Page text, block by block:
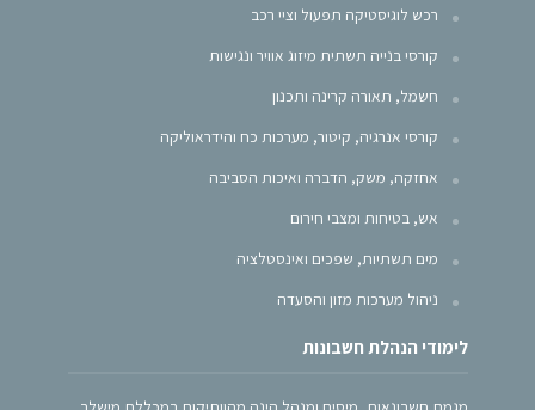
רכש לוגיסטיקה תפעול וציי רכב
קורסי בנייה תשתית מיזוג אוויר ונגישות
חשמל, תאורה קרינה ותכנון
קורסי אנרגיה, קיטור, מערכות כח והידראוליקה
אחזקה, משק, הדברה ואיכות הסביבה
אש, בטיחות ומצבי חירום
מים תשתיות, שפכים ואינסטלציה
ניהול מערכות מזון והסעדה
לימודי הנהלת חשבונות